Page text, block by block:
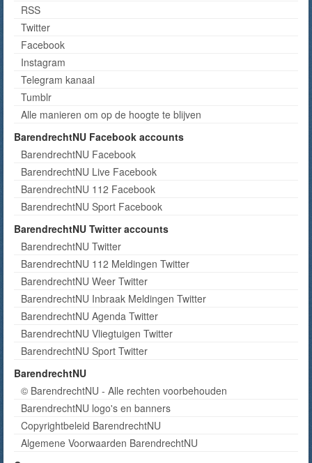
RSS
Twitter
Facebook
Instagram
Telegram kanaal
Tumblr
Alle manieren om op de hoogte te blijven
BarendrechtNU Facebook accounts
BarendrechtNU Facebook
BarendrechtNU Live Facebook
BarendrechtNU 112 Facebook
BarendrechtNU Sport Facebook
BarendrechtNU Twitter accounts
BarendrechtNU Twitter
BarendrechtNU 112 Meldingen Twitter
BarendrechtNU Weer Twitter
BarendrechtNU Inbraak Meldingen Twitter
BarendrechtNU Agenda Twitter
BarendrechtNU Vliegtuigen Twitter
BarendrechtNU Sport Twitter
BarendrechtNU
© BarendrechtNU - Alle rechten voorbehouden
BarendrechtNU logo's en banners
Copyrightbeleid BarendrechtNU
Algemene Voorwaarden BarendrechtNU